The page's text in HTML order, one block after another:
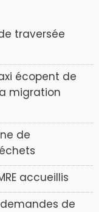
traversée
écopent de
migration
de
accueillis
de